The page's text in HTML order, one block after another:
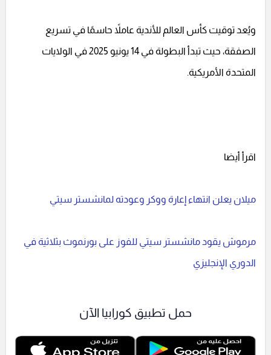
ويُعد توقيت كأس العالم للأندية عاملاً حاسمًا في تسريع
الصفقة، حيث تبدأ البطولة في 14 يونيو 2025 في الولايات
المتحدة الأمريكية.
اقرأ أيضا
ميلان يعلن انتهاء إعارة ووكر وعودته لمانشستر سيتي
مرموش يقود مانشستر سيتي للفوز على بورنموث بثلاثية في
الدوري الإنجليزي
حمل تطبيق كورابيا الآن